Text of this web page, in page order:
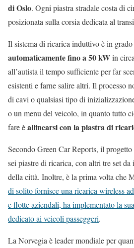
di Oslo. Ogni piastra stradale costa di
posizionata sulla corsia dedicata al
Il sistema di ricarica induttivo è in
automaticamente fino a 50 kWin
all’autista il tempo sufficiente per far
esistenti e farne salire altri. Il processo
di cavi o qualsiasi tipo di
o un menu del veicolo, in quanto tutto
fare èallinearsi con la piastra di
Secondo Green Car Reports, il
sei piastre di ricarica, con altri tre set
della città. Inoltre, è la prima volta che
di solito fornisce una ricarica wireless
e flotte aziendali, ha implementato la
dedicato ai veicoli passeggeri.
La Norvegia è leader mondiale per